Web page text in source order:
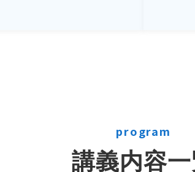
program
講義内容